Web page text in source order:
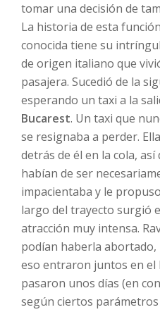
tomar una decisión de
La historia de esta
conocida tiene su
de origen italiano que
pasajera. Sucedió de la
esperando un taxi a la
Bucarest. Un taxi que
se resignaba a perder.
detrás de él en la cola,
habían de ser
impacientaba y le
largo del trayecto surgió
atracción muy intensa.
podían haberla
eso entraron juntos en el
pasaron unos días (en
según ciertos